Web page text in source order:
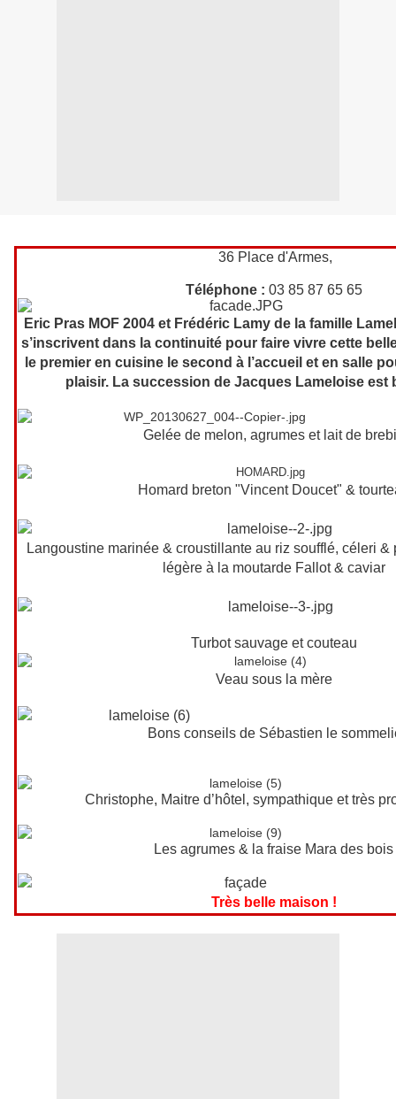
36 Place d'Armes,
Téléphone : 03 85 87 65 65
Eric Pras MOF 2004 et Frédéric Lamy de la famille
s’inscrivent dans la continuité pour faire vivre cette
le premier en cuisine le second à l’accueil et en salle
plaisir. La succession de Jacques Lameloise est
Gelée de melon, agrumes et lait de
Homard breton "Vincent Doucet" &
Langoustine marinée & croustillante au riz soufflé, céleri &
légère à la moutarde Fallot & caviar
Turbot sauvage et couteau
Veau sous la mère
Bons conseils de Sébastien le
Christophe, Maitre d’hôtel, sympathique et très
Les agrumes & la fraise Mara des bois
Très belle maison !